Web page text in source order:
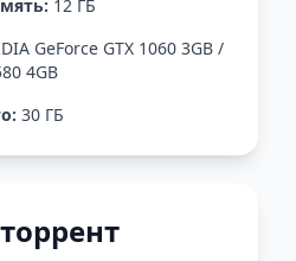
12 ГБ
GeForce GTX 1060 3GB /
4GB
30 ГБ